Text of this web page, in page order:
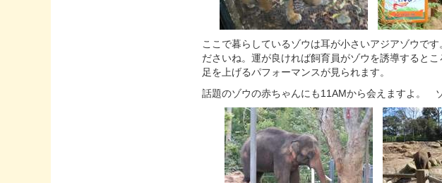
ここで暮らしているゾウは耳が小さいアジアゾウで
ださいね。運が良ければ飼育員がゾウを誘導すると
足を上げるパフォーマンスが見られます。
話題のゾウの赤ちゃんにも11AMから会えますよ。